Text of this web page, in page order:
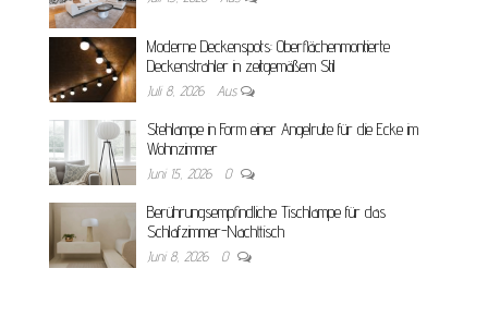
Moderne Deckenspots: Oberflächenmontierte
Deckenstrahler in zeitgemäßem Stil
Juli 8, 2026 Aus
Stehlampe in Form einer Angelrute für die Ecke im
Wohnzimmer
Juni 15, 2026 0
Berührungsempfindliche Tischlampe für das
Schlafzimmer-Nachttisch
Juni 8, 2026 0